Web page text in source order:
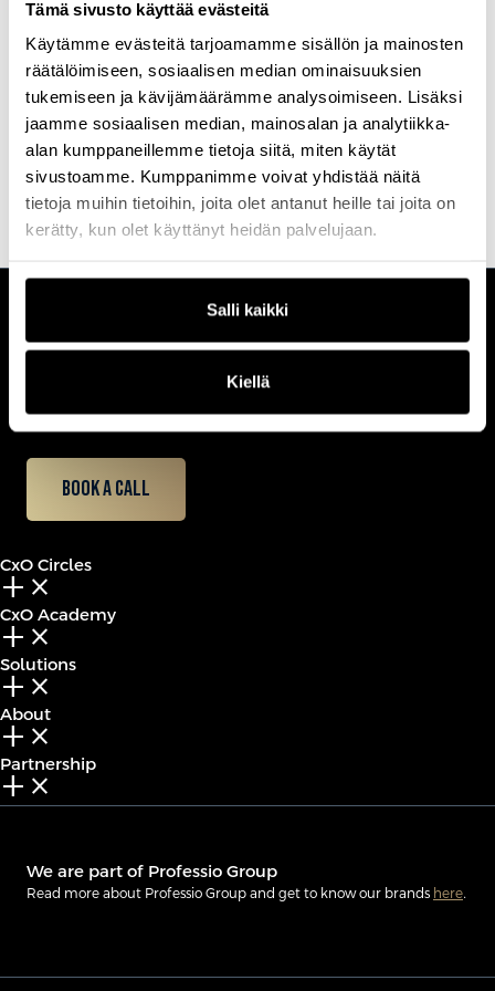
Tämä sivusto käyttää evästeitä
Käytämme evästeitä tarjoamamme sisällön ja mainosten
räätälöimiseen, sosiaalisen median ominaisuuksien
tukemiseen ja kävijämäärämme analysoimiseen. Lisäksi
jaamme sosiaalisen median, mainosalan ja analytiikka-
alan kumppaneillemme tietoja siitä, miten käytät
sivustoamme. Kumppanimme voivat yhdistää näitä
tietoja muihin tietoihin, joita olet antanut heille tai joita on
kerätty, kun olet käyttänyt heidän palvelujaan.
Salli kaikki
Kiellä
ollut mukana kehityksen eturintamassa 30 vuotta, saat mukanasi
vuosikymmenten kartuttaman asiantuntemuksen ja käytännön
viisauden, jota ei opita mistään kirjasta.
IT-ympäristösi tehokkuus ja hallinta nousevat uudelle tasolle, kun
opit suoraan mieheltä, joka tuntee Microsoftin hallintatuotteet
paremmin kuin kukaan muu Suomessa
Keilaranta 1 A, 02150 Espoo
customerservice@professio.fi
Book a call
CxO Circles
add_2 close
CxO Academy
add_2 close
Solutions
add_2 close
About
add_2 close
Partnership
add_2 close
We are part of Professio Group
Read more about Professio Group and get to know our brands here.